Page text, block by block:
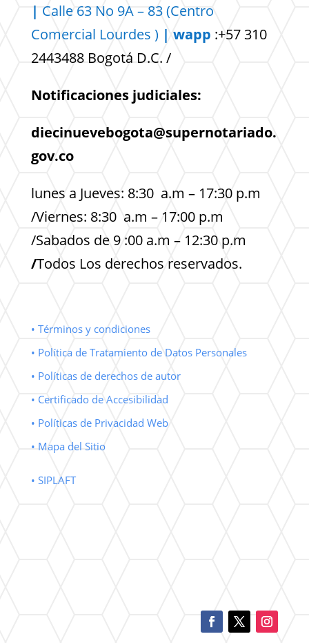
| Calle 63 No 9A – 83 (Centro
Comercial Lourdes ) | wapp :+57 310
2443488 Bogotá D.C. /
Notificaciones judiciales:
diecinuevebogota@supernotariado.
gov.co
lunes a Jueves: 8:30 a.m – 17:30 p.m
/Viernes: 8:30 a.m – 17:00 p.m
/Sabados de 9 :00 a.m – 12:30 p.m
/Todos Los derechos reservados.
• Términos y condiciones
• Política de Tratamiento de Datos Personales
• Políticas de derechos de autor
• Certificado de Accesibilidad
• Políticas de Privacidad Web
• Mapa del Sitio
• SIPLAFT